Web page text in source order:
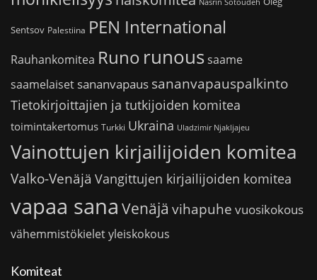
Nasrin Sotoudeh
Sentsov Palestiina PEN International
Rauhankomitea Runo runoussaame
saamelaiset sananvapaus sananvapauspalkinto
Tietokirjoittajien ja tutkijoiden komitea
toimintakertomus Turkki Ukraina Uladzimir Njakljajeu
Vainottujen kirjailijoiden komitea
Valko-Venäjä Vangittujen kirjailijoiden komitea
vapaa sana Venäjä vihapuhe vuosikokous
vähemmistökieletyleiskokous
Komiteat